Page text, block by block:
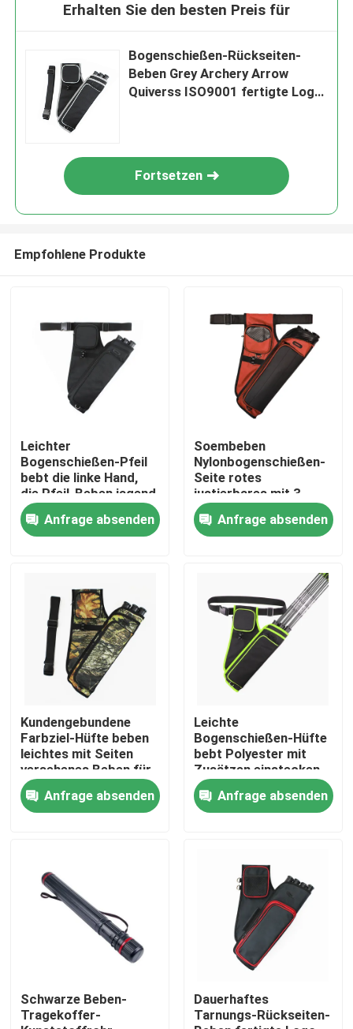
Produkte
Über uns
Werksbesichtigung
Qualitätskontrolle
Neuigkeiten
Bitte um ein Angebot
Jagd der Gewehr-Tasche
Erhalten Sie den besten Preis für
Bogenschießen-Rückseiten-
Beben Grey Archery Arrow
Quiverss ISO9001 fertigte Logo
Fortsetzen
Empfohlene Produkte
Leichter
Bogenschießen-Pfeil
bebt die linke Hand,
die Pfeil-Beben jagend
verfügbar ist
Anfrage absenden
Soembeben
Nylonbogenschießen-
Seite rotes
justierbares mit 3
Pfeil-Rohr-Kästen
Anfrage absenden
Kundengebundene
Farbziel-Hüfte beben
leichtes mit Seiten
versehenes Beben für
Schießen im Freien
Anfrage absenden
Leichte
Bogenschießen-Hüfte
bebt Polyester mit
Zusätzen einstecken
und umschnallen
Anfrage absenden
Schwarze Beben-
Tragekoffer-
Dauerhaftes
Tarnungs-Rückseiten-